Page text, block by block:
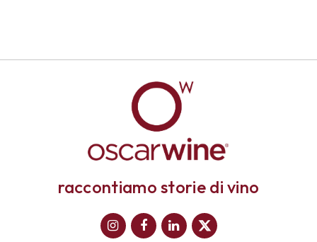
raccontiamo storie di vino